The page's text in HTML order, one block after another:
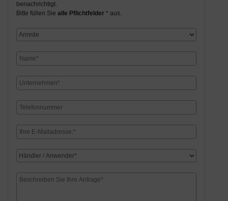
benachrichtigt.
Bitte füllen Sie alle Pflichtfelder * aus.